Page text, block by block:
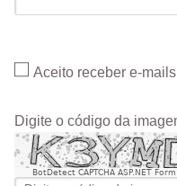
Aceito receber e-
Digite o código da
BotDetect CAPTCHA ASP.NET